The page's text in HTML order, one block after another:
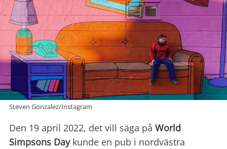
Steven Gonzalez/Instagram
Den 19 april 2022, det vill säga på World
Simpsons Day kunde en pub i nordvästra